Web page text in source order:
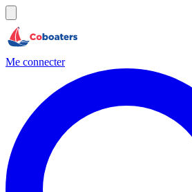
Me connecter